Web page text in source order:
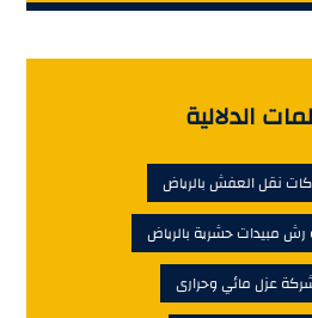
الدلالية
نقل العفش بالرياض
مبيدات حشرية بالرياض
عزل مائي وحرارى